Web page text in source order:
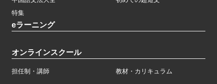
特集
eラーニング
オンラインスクール
担任制・講師 教材・カリキュラム